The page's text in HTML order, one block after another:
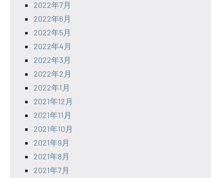
2022年7月
2022年6月
2022年5月
2022年4月
2022年3月
2022年2月
2022年1月
2021年12月
2021年11月
2021年10月
2021年9月
2021年8月
2021年7月